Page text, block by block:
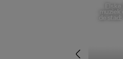
Elske
de